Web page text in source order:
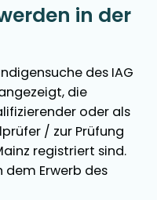
in der
des IAG
die
oder als
/ zur Prüfung
registriert sind.
dem Erwerb des